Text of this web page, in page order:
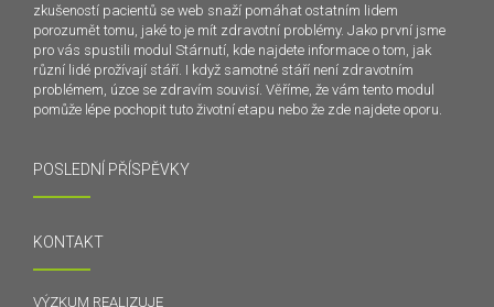
zkušeností pacientů se web snaží pomáhat ostatním lidem
porozumět tomu, jaké to je mít zdravotní problémy. Jako první jsme
pro vás spustili modul Stárnutí, kde najdete informace o tom, jak
různí lidé prožívají stáří. I když samotné stáří není zdravotním
problémem, úzce se zdravím souvisí. Věříme, že vám tento modul
pomůže lépe pochopit tuto životní etapu nebo že zde najdete oporu.
POSLEDNÍ PŘÍSPĚVKY
KONTAKT
VÝZKUM REALIZUJE